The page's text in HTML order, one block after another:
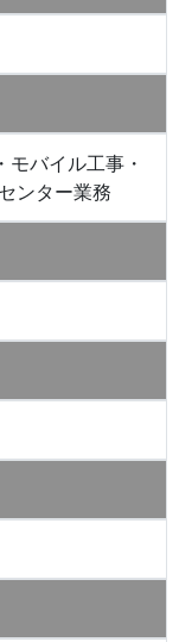
バイル工事・
ンター業務